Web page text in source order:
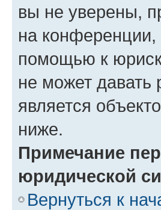
вы не уверены,
на конференции,
помощью к
не может
является
ниже.
Примечание
юридической
Вернуться к